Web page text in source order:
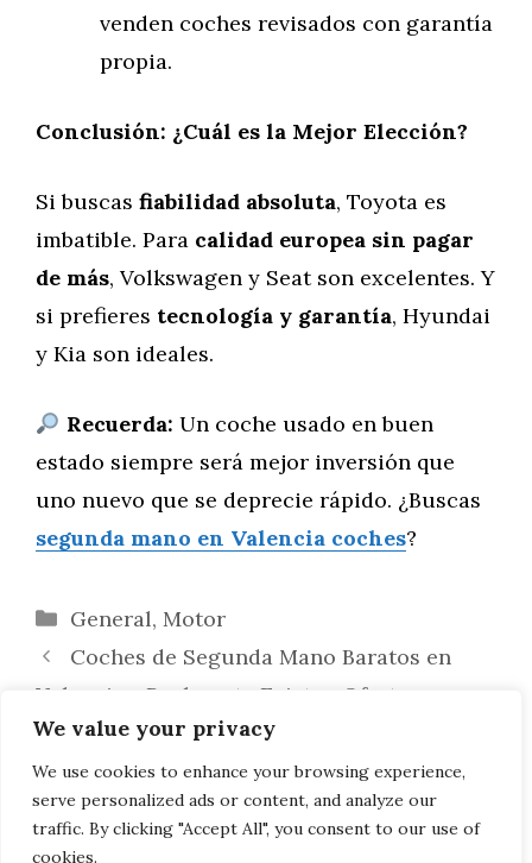
We value your privacy
We use cookies to enhance your browsing experience,
serve personalized ads or content, and analyze our
traffic. By clicking "Accept All", you consent to our use of
cookies.
venden coches revisados con garantía
propia.
Conclusión: ¿Cuál es la Mejor Elección?
Si buscas fiabilidad absoluta, Toyota es
imbatible. Para calidad europea sin pagar
de más, Volkswagen y Seat son excelentes. Y
si prefieres tecnología y garantía, Hyundai
y Kia son ideales.
Recuerda: Un coche usado en buen
estado siempre será mejor inversión que
uno nuevo que se deprecie rápido. ¿Buscas
segunda mano en Valencia coches?
Categorías
General, Motor
Coches de Segunda Mano Baratos en
Valencia: ¿Realmente Existen Ofertas
Buenas? (Guía 2025)
¿Cuánto Cuesta un Coche de Segunda
Mano en Valencia? Guía Definitiva (2025)